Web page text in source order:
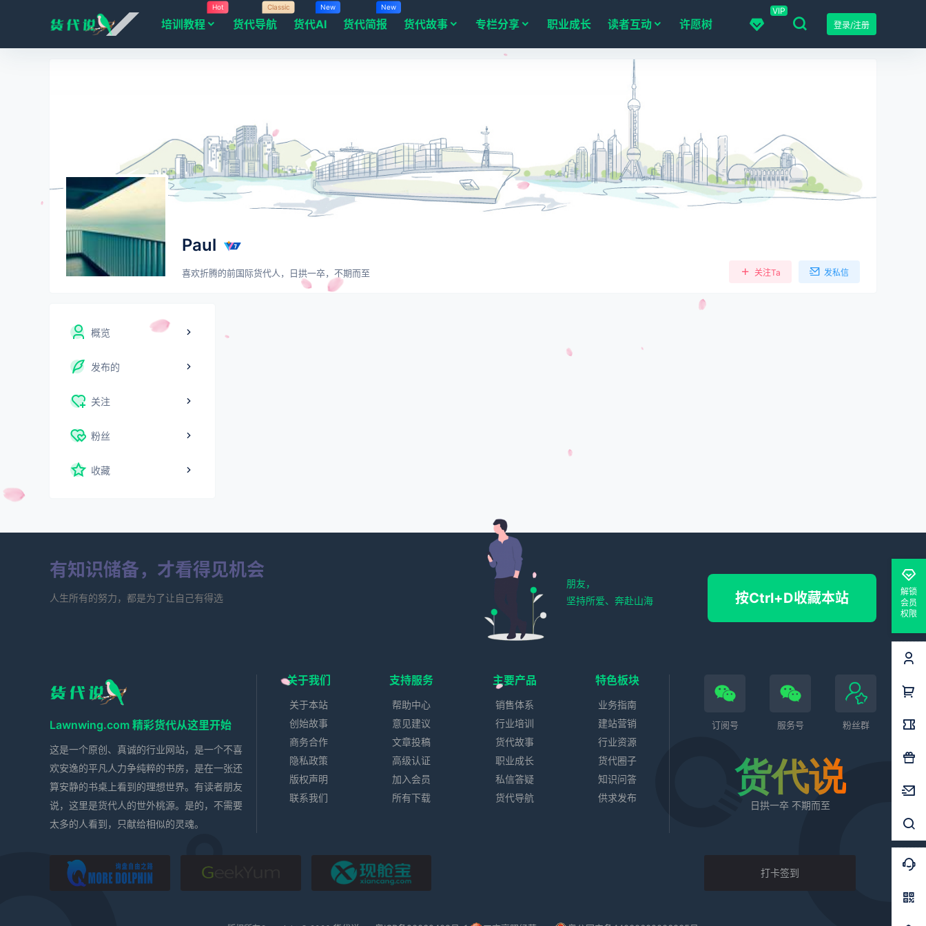
VIP
登录/注册
培训教程
Hot
货代导航
Classic
货代AI
New
货代简报
New
货代故事 专栏分享 职业成长 读者互动 许愿树
Paul
喜欢折腾的前国际货代人，日拱一卒，不期而至 关注Ta 发私信
概览
发布的
关注
粉丝
收藏
解锁
会员
权限
有知识储备，才看得见机会
人生所有的努力，都是为了让自己有得选 按Ctrl+D收藏本站
朋友，
坚持所爱、奔赴山海
Lawnwing.com 精彩货代从这里开始
这是一个原创、真诚的行业网站，是一个不喜
欢安逸的平凡人力争纯粹的书房，是在一张还
算安静的书桌上看到的理想世界。有读者朋友
说，这里是货代人的世外桃源。是的，不需要
太多的人看到，只献给相似的灵魂。
关于我们
关于本站
创始故事
商务合作
隐私政策
版权声明
联系我们
支持服务
帮助中心
意见建议
文章投稿
高级认证
加入会员
所有下载
主要产品
销售体系
行业培训
货代故事
职业成长
私信答疑
货代导航
特色板块
业务指南
建站营销
行业资源
货代圈子
知识问答
供求发布
订阅号 服务号 粉丝群
货代说
日拱一卒 不期而至
打卡签到